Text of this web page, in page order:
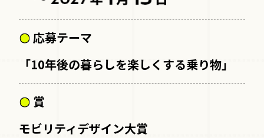
応募テーマ
「10年後の暮らしを楽しくする乗り物」
賞
モビリティデザイン大賞